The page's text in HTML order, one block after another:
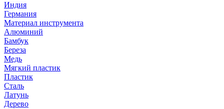
Индия
Германия
Материал инструмента
Алюминий
Бамбук
Береза
Медь
Мягкий пластик
Пластик
Сталь
Латунь
Дерево